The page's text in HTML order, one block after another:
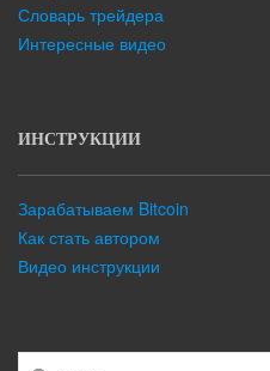
Словарь трейдера
Интересные видео
ИНСТРУКЦИИ
Зарабатываем Bitcoin
Как стать автором
Видео инструкции